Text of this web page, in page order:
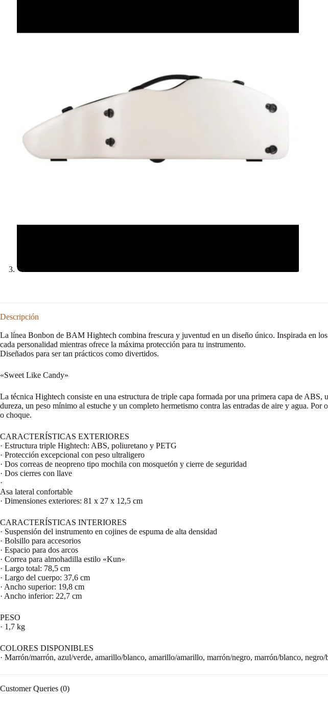
Descripción
La línea Bonbon de BAM Hightech combina frescura y juventud en un diseño único. Inspirada en
cada personalidad mientras ofrece la máxima protección para tu instrumento.
Diseñados para ser tan prácticos como divertidos.
«Sweet Like Candy»
La técnica Hightech consiste en una estructura de triple capa formada por una primera capa de
dureza, un peso mínimo al estuche y un completo hermetismo contra las entradas de aire y agua.
o choque.
CARACTERÍSTICAS EXTERIORES
· Estructura triple Hightech: ABS, poliuretano y PETG
· Protección excepcional con peso ultraligero
· Dos correas de neopreno tipo mochila con mosquetón y cierre de seguridad
· Dos cierres con llave
·
Asa lateral confortable
· Dimensiones exteriores: 81 x 27 x 12,5 cm
CARACTERÍSTICAS INTERIORES
· Suspensión del instrumento en cojines de espuma de alta densidad
· Bolsillo para accesorios
· Espacio para dos arcos
· Correa para almohadilla estilo «Kun»
· Largo total: 78,5 cm
· Largo del cuerpo: 37,6 cm
· Ancho superior: 19,8 cm
· Ancho inferior: 22,7 cm
PESO
· 1,7 kg
COLORES DISPONIBLES
· Marrón/marrón, azul/verde, amarillo/blanco, amarillo/amarillo, marrón/negro, marrón/blanco,
Customer Queries (0)